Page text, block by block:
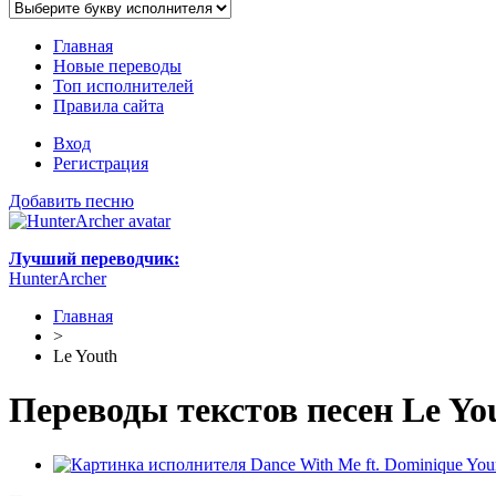
Главная
Новые переводы
Топ исполнителей
Правила сайта
Вход
Регистрация
Добавить песню
Лучший переводчик:
HunterArcher
Главная
>
Le Youth
Переводы текстов песен Le
Dance With Me ft. Dominique